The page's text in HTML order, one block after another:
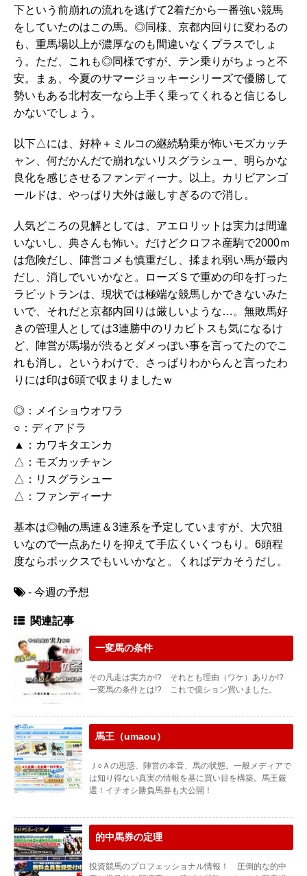
下という前崩れの流れを逃げて2着だから一番強い競馬
をしていたのはこの馬。◎同様、京都内回りに変わるの
も、重馬場以上が濃厚なのも間違いなくプラスでしょ
う。ただ、これも◎同様ですが、テン乗りがちょっと不
安。まぁ、今夏のサマージョッキーシリーズで優勝して
勢いもある北村友一なら上手く乗ってくれると信じるし
かないでしょう。
以下△には、好枠＋ミルコの継続騎乗が怖いモズカッチ
ャン、何だかんだで崩れないリスグラシュー、明らかな
良化を感じさせるファンディーナ。以上。カリビアンゴ
ールドは、やっぱり大外は厳しすぎるので消し。
人気どころの見解としては、アエロリットは実力は間違
いないし、典さんも怖い。だけどクロフネ産駒で2000ｍ
は危険だし、陣営コメも慎重だし、揉まれ弱い馬が最内
だし、消しでいいかなと。ローズＳで重めの印を打った
ラビットランは、現状では極端な競馬しかできないみた
いで、それだと京都内回りは厳しいような…。無敗馬好
きの管理人としては3連勝中のリカビトスも気になるけ
ど、陣営が馬場が渋るとダメっぽい事を言ってたのでこ
れも消し。というわけで、さっぱりわからんと言ったわ
りには印は6頭で収まりましたｗ
◎：メイショウオワラ
○：ディアドラ
▲：カワキタエンカ
△：モズカッチャン
△：リスグラシュー
△：ファンディーナ
基本は◎軸の馬連＆3連系を予定していますが、大穴狙
いなので一点あたりを抑えて手広くいくつもり。6頭程
度ならボックスでもいいかなと。くればデカそうだし。
- 今週の予想
関連記事
一変馬の条件
その凡走は実力か!? それとも理由（ワケ）ありか!?
一変馬の条件とは!? これで億ション買いました。
馬王（umaou）
Ｊ○Ａの思惑、陣営の本音、馬の状態。一般メディアで
は知り得ない真実の情報を基に買い目を構築。馬王厳
選！イチオシ勝負馬券も大公開！
的中馬券の定理
投資競馬のプロフェッショナル情報！ 圧倒的な的中